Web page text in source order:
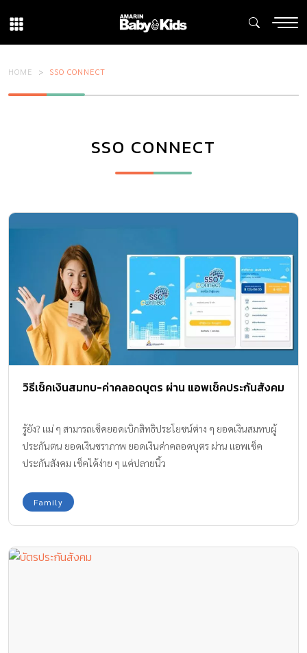
HOME SSO CONNECT
SSO CONNECT
วิธีเช็คเงินสมทบ-ค่าคลอดบุตร ผ่าน แอพเช็คประกันสังคม
รู้ยัง? แม่ ๆ สามารถเช็คยอดเบิกสิทธิประโยชน์ต่าง ๆ ยอดเงินสมทบผู้
ประกันตน ยอดเงินชราภาพ ยอดเงินค่าคลอดบุตร ผ่าน แอพเช็ค
ประกันสังคม เช็คได้ง่าย ๆ แค่ปลายนิ้ว
Family